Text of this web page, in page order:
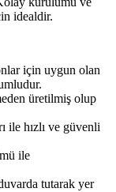
idealdir.
için uygun olan
üretilmiş olup
ile hızlı ve güvenli
ile
tutarak yer